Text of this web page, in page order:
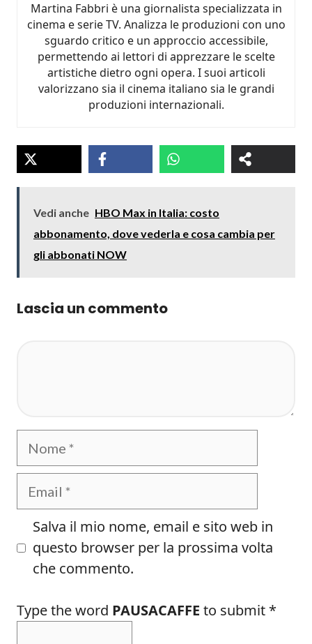
Martina Fabbri è una giornalista specializzata in
cinema e serie TV. Analizza le produzioni con uno
sguardo critico e un approccio accessibile,
permettendo ai lettori di apprezzare le scelte
artistiche dietro ogni opera. I suoi articoli
valorizzano sia il cinema italiano sia le grandi
produzioni internazionali.
Vedi anche HBO Max in Italia: costo
abbonamento, dove vederla e cosa cambia per
gli abbonati NOW
Lascia un commento
Nome
Email
Salva il mio nome, email e sito web in
questo browser per la prossima volta
che commento.
Type the word PAUSACAFFE to submit *